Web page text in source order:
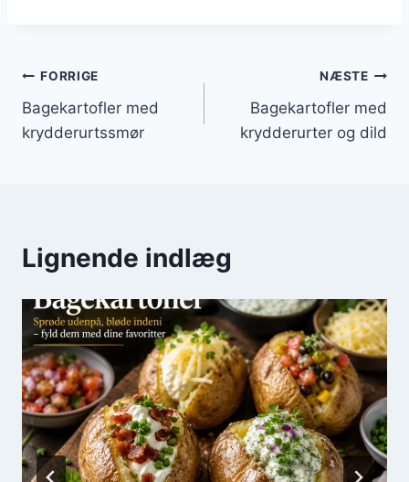
Indlægsnavigation
FORRIGE
Bagekartofler med
krydderurtssmør
NÆSTE
Bagekartofler med
krydderurter og dild
Lignende indlæg